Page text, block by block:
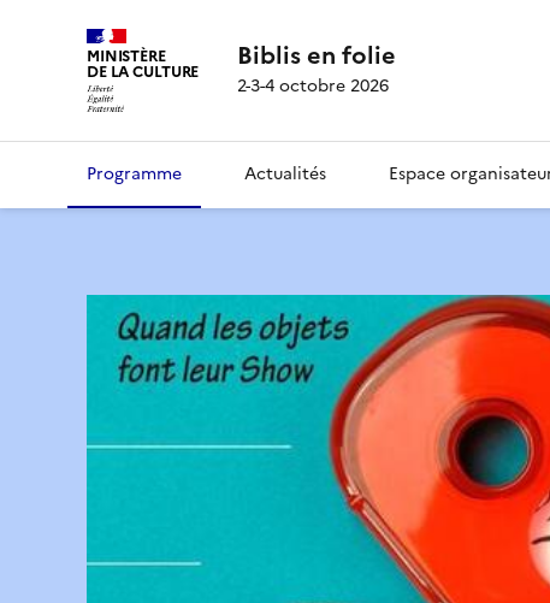
MINISTÈRE
DE LA CULTURE Biblis en folie
2-3-4 octobre 2026
Programme Actualités Espace